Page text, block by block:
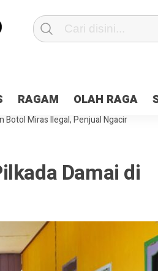
RAGAM OLAH RAGA
Kota Jayapura
Pesan Sejuk Polri
Hibah Pilkada Jayapura Cair 10
Botol Miras Ilegal, Penjual Ngacir
Damai di